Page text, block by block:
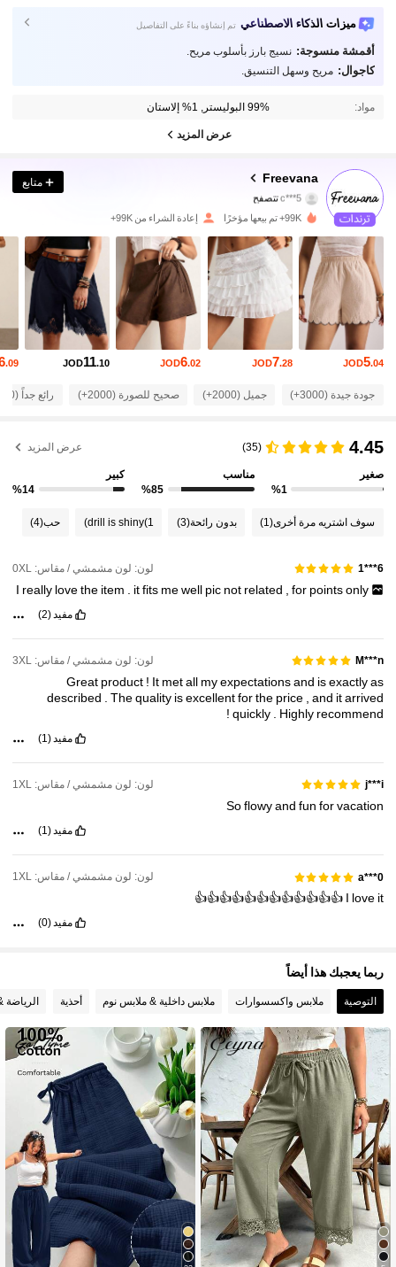
ميزات الذكاء الاصطناعي تم إنشاؤه بناءً على التفاصيل
أقمشة منسوجة: نسيج بارز بأسلوب مريح.
كاجوال: مريح وسهل التنسيق.
مواد: 99% البوليستر, 1% إلاستان
عرض المزيد
Freevana
c***5تتصفح
4.80
4.80 90K متابعون
4.80
90K متابعون
90K متابعون
4.80
متابع
99K+ تم بيعها مؤخرًا إعادة الشراء من 99K+
JOD5.04
JOD7.28
JOD6.02
JOD11.10
.09
جودة جيدة (3000+) جميل (2000+) صحيح للصورة (2000+) رائع جداً (1000+)
4.45
(35) عرض المزيد
صغير
%1
مناسب
%85
كبير
%14
سوف اشتريه مرة أخرى(1) بدون رائحة(3)
drill is shiny(1) حب(4)
6***1 لون: لون مشمشي / مقاس: 0XL
I really lovethe item itfits mewell pic not related ,for pointsonly
مفيد(2)
M***n لون: لون مشمشي / مقاس: 3XL
Great product ! It metall myexpectationsand isexactlyas
described
Thequality isexcellentforthe price and itarrived
quickly
Highly recommend
!
مفيد(1)
j***i لون: لون مشمشي / مقاس: 1XL
Soflowyand fun forvacation
مفيد(1)
a***0 لون: لون مشمشي / مقاس: 1XL
I love it
👍👍👍👍👍👍👍👍👍👍👍👍
مفيد(0)
ربما يعجبك هذا أيضاً
التوصية ملابس واكسسوارات ملابس داخلية & ملابس نوم أحذية